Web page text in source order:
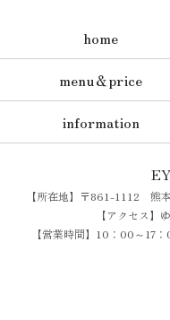
home
menu＆price
information
【所在地】〒861-1112 熊
【アクセス】
【営業時間】10：00～17